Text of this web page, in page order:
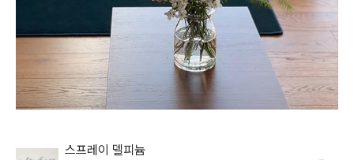
스프레이 델피늄